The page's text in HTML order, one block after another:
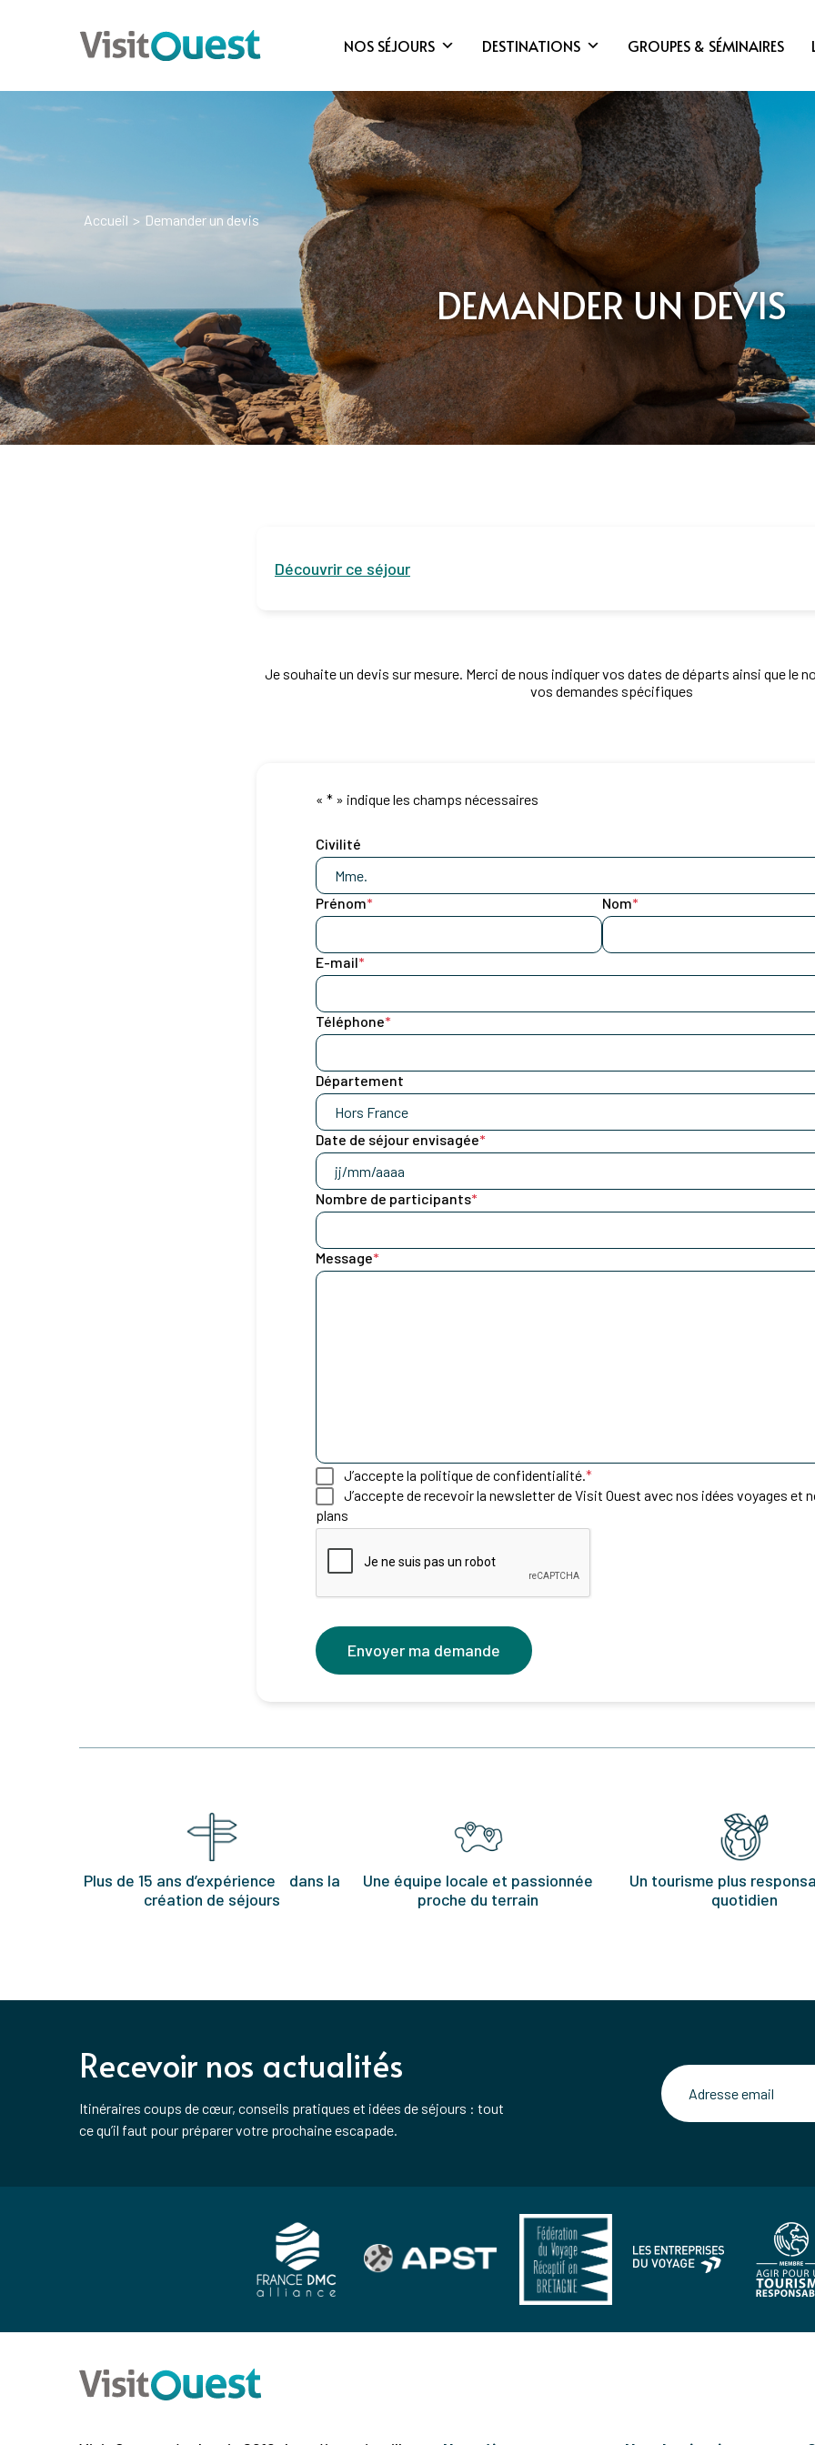
NOS SÉJOURS DESTINATIONS GROUPES & SÉMINAIRES
Accueil > Demander un devis
DEMANDER UN DEVIS
Découvrir ce séjour
Je souhaite un devis sur mesure. Merci de nous indiquer vos dates de départs ainsi que le
vos demandes spécifiques
« * » indique les champs nécessaires
Civilité
Prénom* Nom*
E-mail*
Téléphone*
Département
Date de séjour envisagée*
Nombre de participants*
Message*
J’accepte la politique de confidentialité.*
J’accepte de recevoir la newsletter de Visit Ouest avec nos idées voyages et
plans
Envoyer ma demande
Plus de 15 ans d’expérience dans la
création de séjours
Une équipe locale et passionnée
proche du terrain
Un tourisme plus
quotidien
Recevoir nos actualités
Itinéraires coups de cœur, conseils pratiques et idées de séjours : tout
ce qu’il faut pour préparer votre prochaine escapade.